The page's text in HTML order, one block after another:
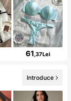
61,37Lei
Introduce